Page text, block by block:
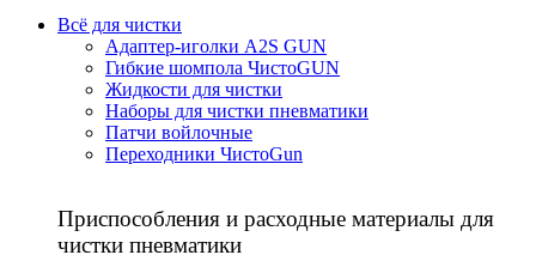
Всё для чистки
Адаптер-иголки A2S GUN
Гибкие шомпола ЧистоGUN
Жидкости для чистки
Наборы для чистки пневматики
Патчи войлочные
Переходники ЧистоGun
Приспособления и расходные материалы для
чистки пневматики